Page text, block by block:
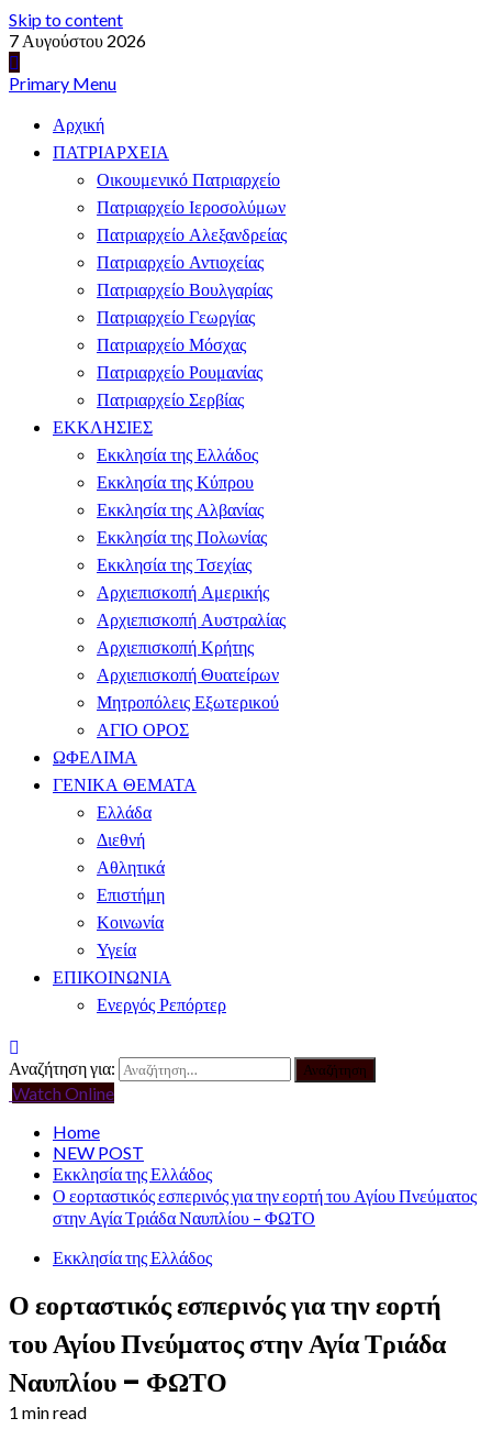
Skip to content
7 Αυγούστου 2026
Primary Menu
Αρχική
ΠΑΤΡΙΑΡΧΕΙΑ
Οικουμενικό Πατριαρχείο
Πατριαρχείο Ιεροσολύμων
Πατριαρχείο Αλεξανδρείας
Πατριαρχείο Αντιοχείας
Πατριαρχείο Βουλγαρίας
Πατριαρχείο Γεωργίας
Πατριαρχείο Μόσχας
Πατριαρχείο Ρουμανίας
Πατριαρχείο Σερβίας
ΕΚΚΛΗΣΙΕΣ
Εκκλησία της Ελλάδος
Εκκλησία της Κύπρου
Εκκλησία της Αλβανίας
Εκκλησία της Πολωνίας
Εκκλησία της Τσεχίας
Αρχιεπισκοπή Αμερικής
Αρχιεπισκοπή Αυστραλίας
Αρχιεπισκοπή Κρήτης
Αρχιεπισκοπή Θυατείρων
Μητροπόλεις Εξωτερικού
ΑΓΙΟ ΟΡΟΣ
ΩΦΕΛΙΜΑ
ΓΕΝΙΚΑ ΘΕΜΑΤΑ
Ελλάδα
Διεθνή
Αθλητικά
Επιστήμη
Κοινωνία
Υγεία
ΕΠΙΚΟΙΝΩΝΙΑ
Ενεργός Ρεπόρτερ
Αναζήτηση για:
Watch Online
Home
NEW POST
Εκκλησία της Ελλάδος
Ο εορταστικός εσπερινός για την εορτή του Αγίου Πνεύματος
στην Αγία Τριάδα Ναυπλίου – ΦΩΤΟ
Εκκλησία της Ελλάδος
Ο εορταστικός εσπερινός για την εορτή
του Αγίου Πνεύματος στην Αγία Τριάδα
Ναυπλίου – ΦΩΤΟ
1 min read